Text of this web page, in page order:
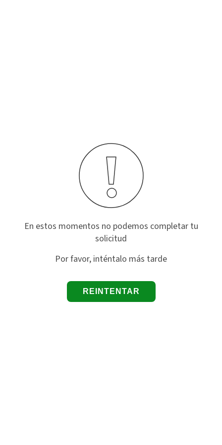
En estos momentos no podemos completar tu
solicitud
Por favor, inténtalo más tarde
REINTENTAR